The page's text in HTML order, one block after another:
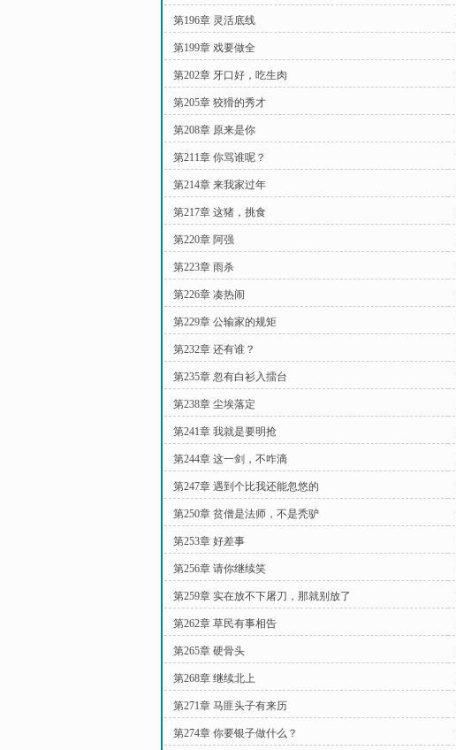
第196章 灵活底线
第199章 戏要做全
第202章 牙口好，吃生肉
第205章 狡猾的秀才
第208章 原来是你
第211章 你骂谁呢？
第214章 来我家过年
第217章 这猪，挑食
第220章 阿强
第223章 雨杀
第226章 凑热闹
第229章 公输家的规矩
第232章 还有谁？
第235章 忽有白衫入擂台
第238章 尘埃落定
第241章 我就是要明抢
第244章 这一剑，不咋滴
第247章 遇到个比我还能忽悠的
第250章 贫僧是法师，不是秃驴
第253章 好差事
第256章 请你继续笑
第259章 实在放不下屠刀，那就别放了
第262章 草民有事相告
第265章 硬骨头
第268章 继续北上
第271章 马匪头子有来历
第274章 你要银子做什么？